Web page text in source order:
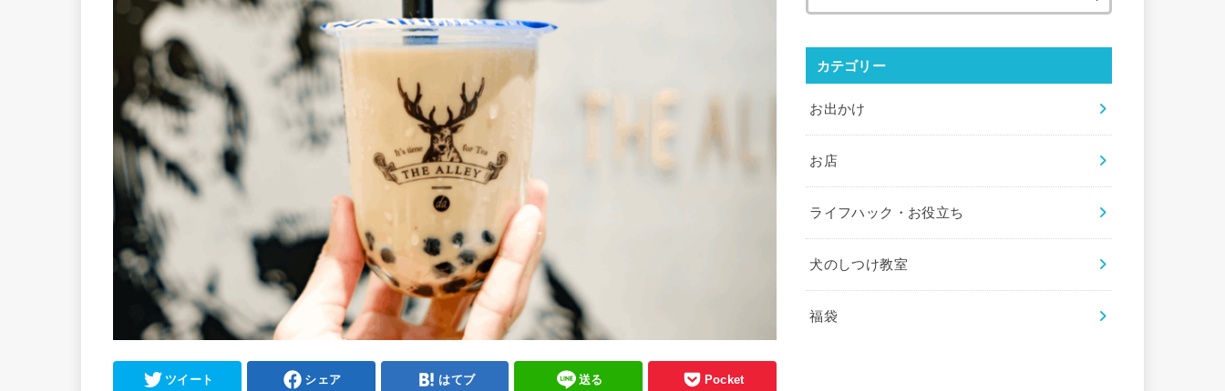
ツイート シェア はてブ 送る Pocket
カテゴリー
お出かけ
お店
ライフハック・お役立ち
犬のしつけ教室
福袋